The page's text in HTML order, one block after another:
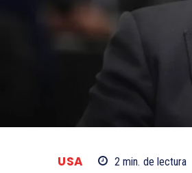
USA 2 min. de lectura